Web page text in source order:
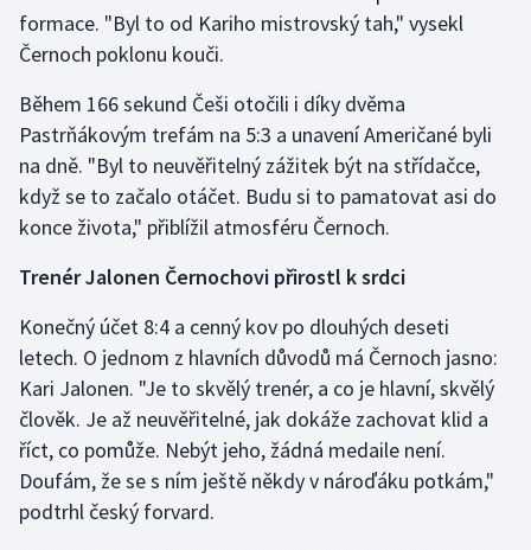
Stolní tenis
Triatlon
Veslování
Vodní slalom
formace. "Byl to od Kariho mistrovský tah," vysekl
Černoch poklonu kouči.
Během 166 sekund Češi otočili i díky dvěma
Pastrňákovým trefám na 5:3 a unavení Američané byli
na dně. "Byl to neuvěřitelný zážitek být na střídačce,
když se to začalo otáčet. Budu si to pamatovat asi do
konce života," přiblížil atmosféru Černoch.
Trenér Jalonen Černochovi přirostl k srdci
Konečný účet 8:4 a cenný kov po dlouhých deseti
letech. O jednom z hlavních důvodů má Černoch jasno:
Kari Jalonen. "Je to skvělý trenér, a co je hlavní, skvělý
člověk. Je až neuvěřitelné, jak dokáže zachovat klid a
říct, co pomůže. Nebýt jeho, žádná medaile není.
Doufám, že se s ním ještě někdy v nároďáku potkám,"
podtrhl český forvard.